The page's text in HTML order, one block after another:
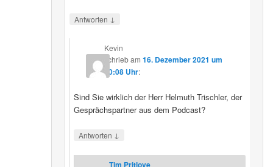
Antworten ↓
Kevin
schriebam16. Dezember 2021 um
20:08 Uhr:
Sind Sie wirklich der Herr Helmuth Trischler, der
Gesprächspartner aus dem Podcast?
Antworten ↓
Tim Pritlove